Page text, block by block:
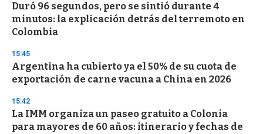
Duró 96 segundos, pero se sintió durante 4
minutos: la explicación detrás del terremoto en
Colombia
15:45
Argentina ha cubierto ya el 50% de su cuota de
exportación de carne vacuna a China en 2026
15:42
La IMM organiza un paseo gratuito a Colonia
para mayores de 60 años: itinerario y fechas de